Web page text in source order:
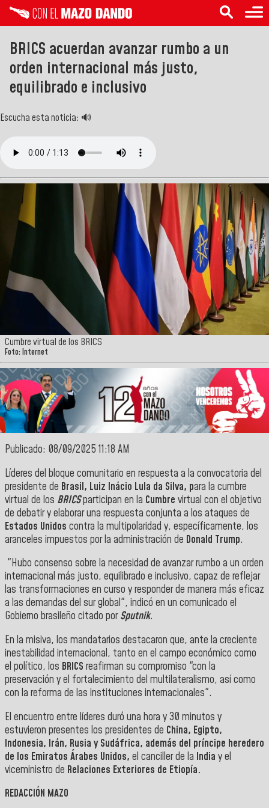
BRICS acuerdan avanzar rumbo a un
orden internacional más justo,
equilibrado e inclusivo
Escucha esta noticia: 🔊
Cumbre virtual de los BRICS
Foto: Internet
Publicado: 08/09/2025 11:18 AM
Líderes del bloque comunitario en respuesta a la convocatoria del
presidente de Brasil, Luiz Inácio Lula da Silva, para la cumbre
virtual de los BRICSparticipan en la Cumbre virtual con el objetivo
de debatir y elaborar una respuesta conjunta a los ataques de
Estados Unidos contra la multipolaridad y, específicamente, los
aranceles impuestos por la administración de Donald Trump.
"Hubo consenso sobre la necesidad de avanzar rumbo a un orden
internacional más justo, equilibrado e inclusivo, capaz de reflejar
las transformaciones en curso y responder de manera más eficaz
a las demandas del sur global", indicó en un comunicado el
Gobierno brasileño citado porSputnik.
En la misiva, los mandatarios destacaron que, ante la creciente
inestabilidad internacional, tanto en el campo económico como
el político, los BRICS reafirman su compromiso "con la
preservación y el fortalecimiento del multilateralismo, así como
con la reforma de las instituciones internacionales".
El encuentro entre líderes duró una hora y 30 minutos y
estuvieron presentes los presidentes de China, Egipto,
Indonesia, Irán, Rusia y Sudáfrica, además del príncipe heredero
de los Emiratos Árabes Unidos, el canciller de la India y el
viceministro de Relaciones Exteriores de Etiopía.
REDACCIÓN MAZO